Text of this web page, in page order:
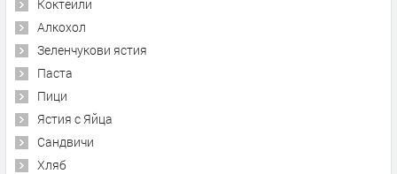
Коктейли
Алкохол
Зеленчукови ястия
Паста
Пици
Ястия с Яйца
Сандвичи
Хляб